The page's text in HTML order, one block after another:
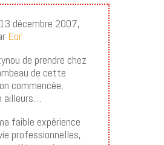
décembre 2007,
Eor
de prendre chez
de cette
commencée,
ailleurs…
faible expérience
professionnelles,